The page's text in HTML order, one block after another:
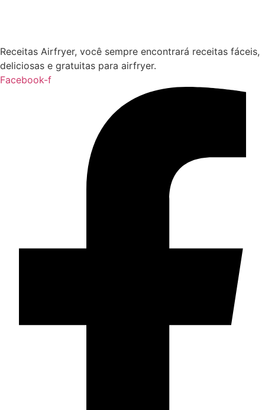
Receitas Airfryer, você sempre encontrará receitas fáceis,
deliciosas e gratuitas para airfryer.
Facebook-f